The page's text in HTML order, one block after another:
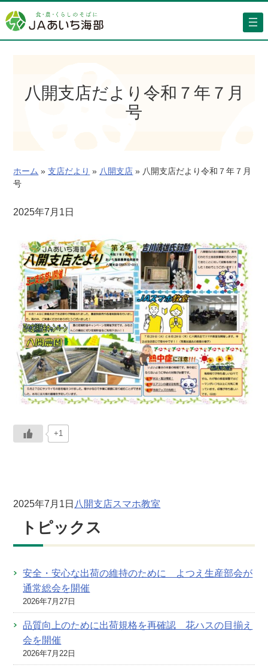
容
を
八開支店だより令和７年７月
号
ホーム » 支店だより » 八開支店 » 八開支店だより令和７年７月
号
2025年7月1日
+1
2025年7月1日 八開支店スマホ教室
トピックス
安全・安心な出荷の維持のために よつえ生産部会が
通常総会を開催
2026年7月27日
品質向上のために出荷規格を再確認 花ハスの目揃え
会を開催
2026年7月22日